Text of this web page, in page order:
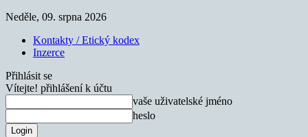
Neděle, 09. srpna 2026
Kontakty / Etický kodex
Inzerce
Přihlásit se
Vítejte! přihlášení k účtu
vaše uživatelské jméno
heslo